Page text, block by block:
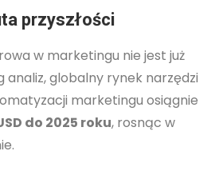
przyszłości
w marketingu nie jest już
analiz, globalny rynek narzędzi
marketingu osiągnie
do 2025 roku, rosnąc w